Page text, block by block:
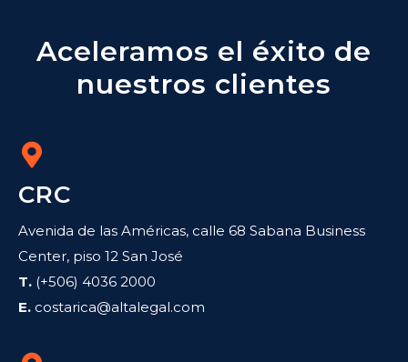
Aceleramos el éxito de
nuestros clientes
CRC
Avenida de las Américas, calle 68 Sabana Business
Center, piso 12 San José
T. (+506) 4036 2000
E. costarica@altalegal.com